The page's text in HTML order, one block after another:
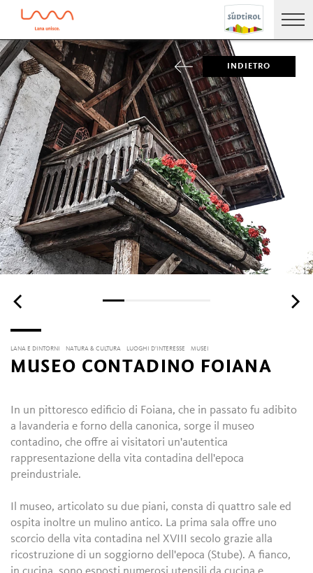
INDIETRO
LANA E DINTORNI NATURA & CULTURA LUOGHI D’INTERESSE MUSEI
MUSEO CONTADINO FOIANA
In un pittoresco edificio di Foiana, che in passato fu adibito
a lavanderia e forno della canonica, sorge il museo
contadino, che offre ai visitatori un'autentica
rappresentazione della vita contadina dell'epoca
preindustriale.
Il museo, articolato su due piani, consta di quattro sale ed
ospita inoltre un mulino antico. La prima sala offre uno
scorcio della vita contadina nel XVIII secolo grazie alla
ricostruzione di un soggiorno dell'epoca (Stube). A fianco,